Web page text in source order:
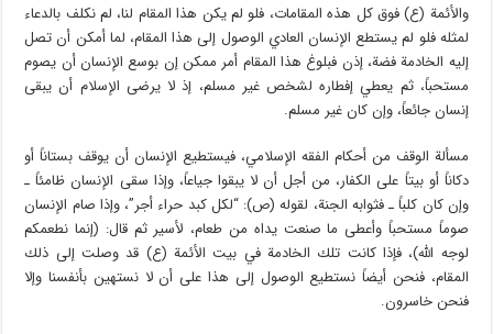
والأئمة (ع) فوق كل هذه المقامات، فلو لم يكن هذا المقام لنا، لم نكلف بالدعاء
لمثله فلو لم يستطع الإنسان العادي الوصول إلى هذا المقام، لما أمكن أن تصل
إليه الخادمة فضة، إذن فبلوغ هذا المقام أمر ممكن إن بوسع الإنسان أن يصوم
مستحباً، ثم يعطي إفطاره لشخص غير مسلم، إذ لا يرضى الإسلام أن يبقى
إنسان جائعاً، وإن كان غير مسلم.
مسألة الوقف من أحكام الفقه الإسلامي، فيستطيع الإنسان أن يوقف بستاناً أو
دكاناً أو بيتاً على الكفار، من أجل أن لا يبقوا جياعاً، وإذا سقى الإنسان ظامئاً ـ
وإن كان كلباً ـ فثوابه الجنة، لقوله (ص): “لكل كبد حراء أجر”، وإذا صام الإنسان
صوماً مستحباً وأعطى ما صنعت يداه من طعام، لأسير ثم قال: (إنما نطعمكم
لوجه الله)، فإذا كانت تلك الخادمة في بيت الأئمة (ع) قد وصلت إلى ذلك
المقام، فنحن أيضاً نستطيع الوصول إلى هذا على أن لا نستهين بأنفسنا وإلا
فنحن خاسرون.